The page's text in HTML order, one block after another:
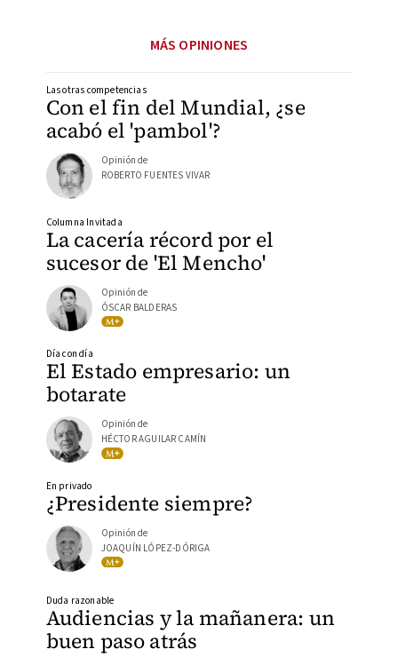
MÁS OPINIONES
Con el fin del Mundial, ¿se
acabó el 'pambol'?
Las otras competencias
Opinión de
ROBERTO FUENTES VIVAR
La cacería récord por el
sucesor de 'El Mencho'
Columna Invitada
Opinión de
ÓSCAR BALDERAS
El Estado empresario: un
botarate
Día con día
Opinión de
HÉCTOR AGUILAR CAMÍN
¿Presidente siempre?
En privado
Opinión de
JOAQUÍN LÓPEZ-DÓRIGA
Audiencias y la mañanera: un
buen paso atrás
Duda razonable